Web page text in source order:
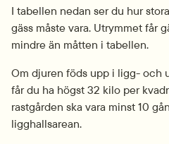
I tabellen nedan ser du hur
gäss måste vara. Utrymmet får
mindre än måtten i tabellen.
Om djuren föds upp i ligg- och
får du ha högst 32 kilo per
rastgården ska vara minst 10
ligghallsarean.